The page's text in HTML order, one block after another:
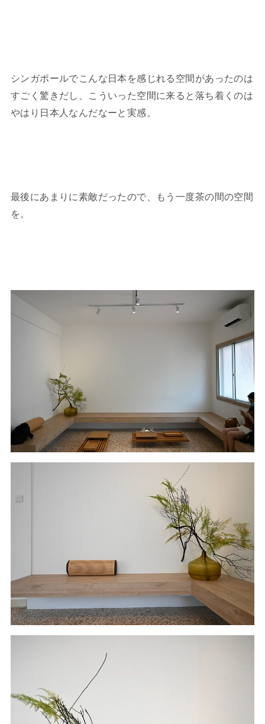
シンガポールでこんな日本を感じれる空間があったのは
すごく驚きだし、こういった空間に来ると落ち着くのは
やはり日本人なんだなーと実感。
最後にあまりに素敵だったので、もう一度茶の間の空間
を。